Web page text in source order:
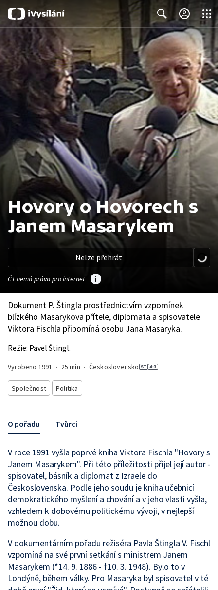
Search Close
Hovory o Hovorech s
Janem Masarykem
Nelze přehrát
ČT nemá práva pro internet
Dokument P. Štingla prostřednictvím vzpomínek
blízkého Masarykova přítele, diplomata a spisovatele
Viktora Fischla připomíná osobu Jana Masaryka.
Režie: Pavel Štingl.
Vyrobeno 1991 • 25 min • Československo
Společnost Politika
O pořadu Tvůrci
V roce 1991 vyšla poprvé kniha Viktora Fischla "Hovory s
Janem Masarykem". Při této příležitosti přijel její autor -
spisovatel, básník a diplomat z Izraele do
Československa. Podle jeho soudu je kniha učebnicí
demokratického myšlení a chování a v jeho vlasti vyšla,
vzhledem k dobovému politickému vývoji, v nejlepší
možnou dobu.
V dokumentárním pořadu režiséra Pavla Štingla V. Fischl
vzpomíná na své první setkání s ministrem Janem
Masarykem (*14. 9. 1886 - †10. 3. 1948). Bylo to v
Londýně, během války. Pro Masaryka byl spisovatel v té